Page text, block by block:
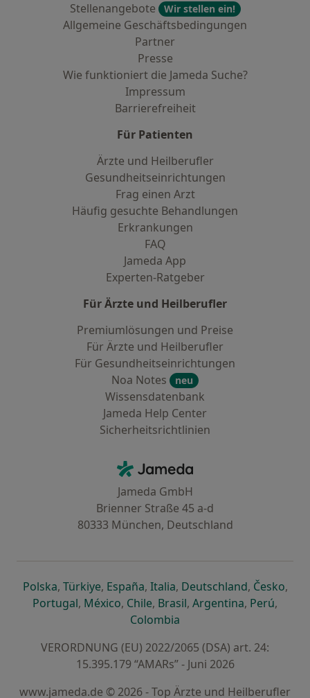
Stellenangebote
Wir stellen ein!
Allgemeine Geschäftsbedingungen
Partner
Presse
Wie funktioniert die Jameda Suche?
Impressum
Barrierefreiheit
Für Patienten
Ärzte und Heilberufler
Gesundheitseinrichtungen
Frag einen Arzt
Häufig gesuchte Behandlungen
Erkrankungen
FAQ
Jameda App
Experten-Ratgeber
Für Ärzte und Heilberufler
Premiumlösungen und Preise
Für Ärzte und Heilberufler
Für Gesundheitseinrichtungen
Noa Notes
neu
Wissensdatenbank
Jameda Help Center
Sicherheitsrichtlinien
Jameda - Startseite
Jameda GmbH
Brienner Straße 45 a-d
80333 München, Deutschland
Polskaöffnet in einer neuen Registerkarte
, Türkiyeöffnet in einer neuen Registerkarte
, Españaöffnet in einer neuen
, Italiaöffnet in einer neuen
, Deutschlandöffnet in
, Česko,
Portugalöffnet in einer neuen Registerkarte
, Méxicoöffnet in einer neuen Registerkarte
, Chileöffnet in einer neuen
, Brasilöffnet in einer neuen
, Argentinaöffnet in
, Perúöffnet
,
Colombia
VERORDNUNG (EU) 2022/2065 (DSA) art. 24:
15.395.179 “AMARs” - Juni 2026
www.jameda.de © 2026 - Top Ärzte und Heilberufler